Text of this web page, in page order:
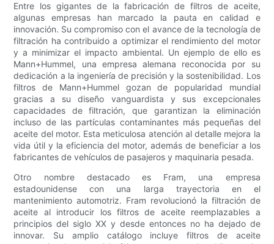
Entre los gigantes de la fabricación de filtros de aceite,
algunas empresas han marcado la pauta en calidad e
innovación. Su compromiso con el avance de la tecnología de
filtración ha contribuido a optimizar el rendimiento del motor
y a minimizar el impacto ambiental. Un ejemplo de ello es
Mann+Hummel, una empresa alemana reconocida por su
dedicación a la ingeniería de precisión y la sostenibilidad. Los
filtros de Mann+Hummel gozan de popularidad mundial
gracias a su diseño vanguardista y sus excepcionales
capacidades de filtración, que garantizan la eliminación
incluso de las partículas contaminantes más pequeñas del
aceite del motor. Esta meticulosa atención al detalle mejora la
vida útil y la eficiencia del motor, además de beneficiar a los
fabricantes de vehículos de pasajeros y maquinaria pesada.
Otro nombre destacado es Fram, una empresa
estadounidense con una larga trayectoria en el
mantenimiento automotriz. Fram revolucionó la filtración de
aceite al introducir los filtros de aceite reemplazables a
principios del siglo XX y desde entonces no ha dejado de
innovar. Su amplio catálogo incluye filtros de aceite